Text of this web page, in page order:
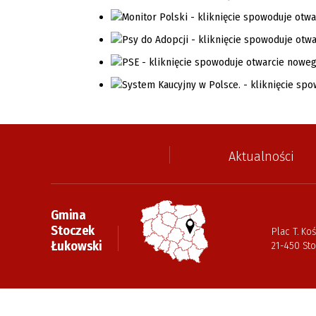
Aktualności
Gmina
Stoczek
Łukowski
Plac T.
21-450